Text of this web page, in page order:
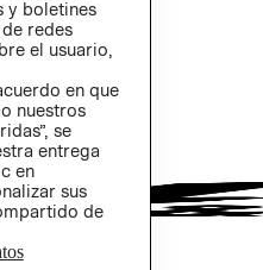
y boletines
redes
el usuario,
en que
nuestros
se
entrega
en
sus
de